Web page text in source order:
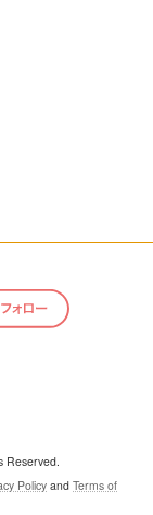
Reserved.
Policy and Terms of